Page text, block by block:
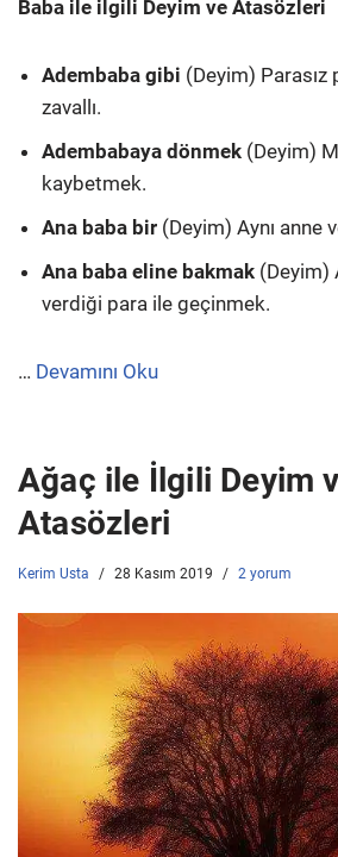
Baba ile ilgili Deyim ve Atasözleri
Adembaba gibi (Deyim) Parasız
zavallı.
Adembabaya dönmek (Deyim)
kaybetmek.
Ana baba bir (Deyim) Aynı anne
Ana baba eline bakmak (Deyim)
verdiği para ile geçinmek.
… Devamını Oku
Ağaç ile İlgili Deyim
Atasözleri
Kerim Usta 28 Kasım 2019 2 yorum